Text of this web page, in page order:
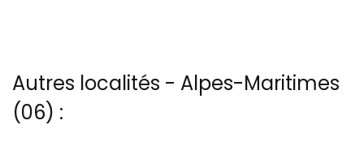
Autres localités - Alpes-Maritimes
(06) :